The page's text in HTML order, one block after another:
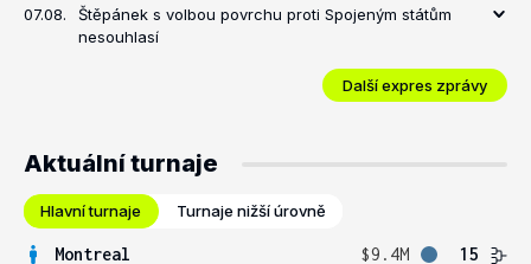
07.08.
Štěpánek s volbou povrchu proti Spojeným státům
nesouhlasí
Další expres zprávy
Aktuální turnaje
Hlavní turnaje Turnaje nižší úrovně
Montreal $9.4M
15